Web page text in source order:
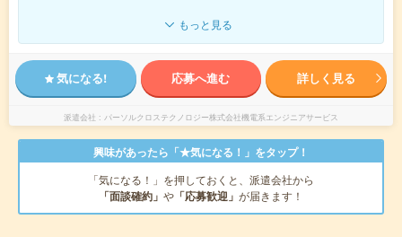
もっと見る
気になる! 応募へ進む 詳しく見る
派遣会社 パーソルクロステクノロジー株式会社機電系エンジニアサービス
興味があったら「★気になる！」をタップ！
「気になる！」を押しておくと、派遣会社から
「面談確約」 や 「応募歓迎」 が届きます！